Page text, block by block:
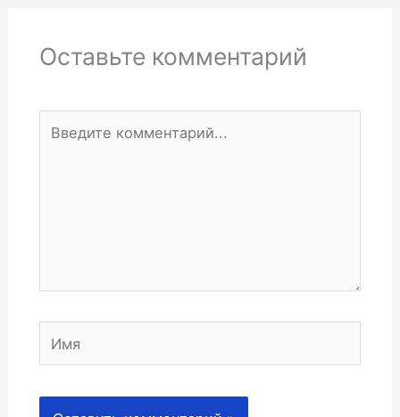
Оставьте комментарий
комментарий...